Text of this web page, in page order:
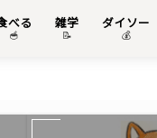
べる
🥣
雑学
📝
ダイソー
💰